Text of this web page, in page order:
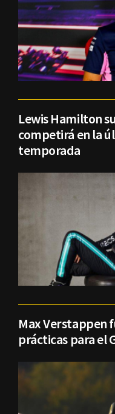
Lewis Hamilton
competirá en la
temporada
Max Verstappen
prácticas para el